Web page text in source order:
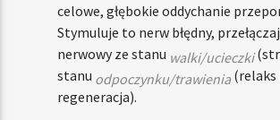
celowe, głębokie oddychanie
Stymuluje to nerw błędny,
nerwowy ze stanu walki/ucieczki
stanu odpoczynku/trawienia(relaks
regeneracja).